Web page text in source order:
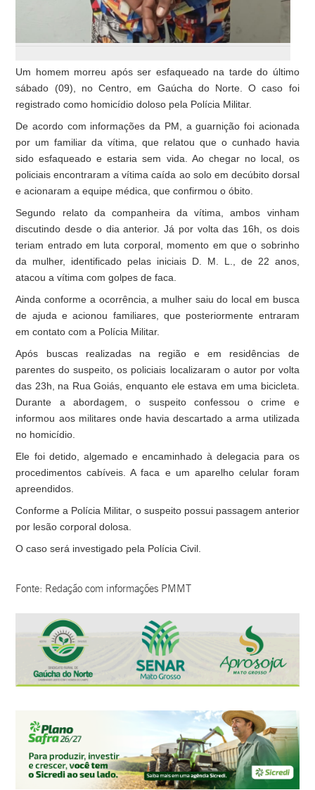
Um homem morreu após ser esfaqueado na tarde do último
sábado (09), no Centro, em Gaúcha do Norte. O caso foi
registrado como homicídio doloso pela Polícia Militar.
De acordo com informações da PM, a guarnição foi acionada
por um familiar da vítima, que relatou que o cunhado havia
sido esfaqueado e estaria sem vida. Ao chegar no local, os
policiais encontraram a vítima caída ao solo em decúbito dorsal
e acionaram a equipe médica, que confirmou o óbito.
Segundo relato da companheira da vítima, ambos vinham
discutindo desde o dia anterior. Já por volta das 16h, os dois
teriam entrado em luta corporal, momento em que o sobrinho
da mulher, identificado pelas iniciais D. M. L., de 22 anos,
atacou a vítima com golpes de faca.
Ainda conforme a ocorrência, a mulher saiu do local em busca
de ajuda e acionou familiares, que posteriormente entraram
em contato com a Polícia Militar.
Após buscas realizadas na região e em residências de
parentes do suspeito, os policiais localizaram o autor por volta
das 23h, na Rua Goiás, enquanto ele estava em uma bicicleta.
Durante a abordagem, o suspeito confessou o crime e
informou aos militares onde havia descartado a arma utilizada
no homicídio.
Ele foi detido, algemado e encaminhado à delegacia para os
procedimentos cabíveis. A faca e um aparelho celular foram
apreendidos.
Conforme a Polícia Militar, o suspeito possui passagem anterior
por lesão corporal dolosa.
O caso será investigado pela Polícia Civil.
Fonte: Redação com informações PMMT